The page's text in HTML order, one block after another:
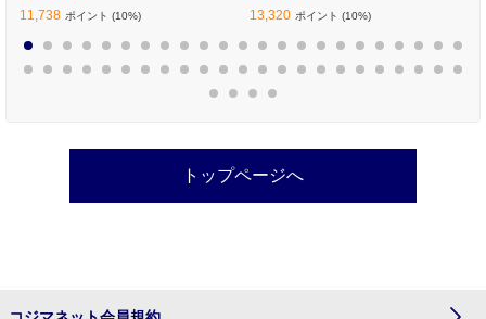
11,738 ポイント (10%)
13,320 ポイント (10%)
10 11 12 13 14 15 16 17 18 19 20 21 22
24
25 26 27 28 29 30 31 32 33 34 35 36 37 38 39 40 41 42 43 44 45
47
48 49
トップページへ